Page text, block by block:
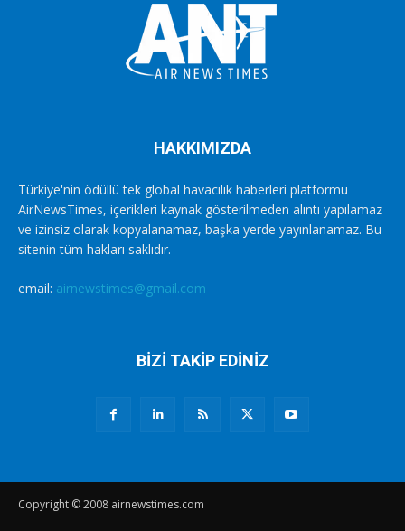
HAKKIMIZDA
Türkiye'nin ödüllü tek global havacılık haberleri platformu
AirNewsTimes, içerikleri kaynak gösterilmeden alıntı yapılamaz
ve izinsiz olarak kopyalanamaz, başka yerde yayınlanamaz. Bu
sitenin tüm hakları saklıdır.
email: airnewstimes@gmail.com
BİZİ TAKİP EDİNİZ
Copyright © 2008 airnewstimes.com